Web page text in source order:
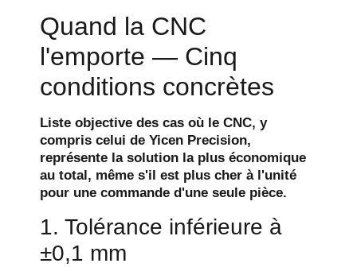
Quand la CNC
l'emporte — Cinq
conditions concrètes
Liste objective des cas où le CNC, y
compris celui de Yicen Precision,
représente la solution la plus économique
au total, même s'il est plus cher à l'unité
pour une commande d'une seule pièce.
1. Tolérance inférieure à
±0,1 mm